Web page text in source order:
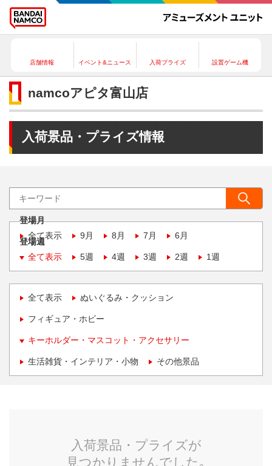
店舗情報 イベント&ニュース 入荷プライズ 設置ゲーム機
namcoアピタ富山店
入荷景品・プライズ情報
登場月
全て表示
9月 8月 7月 6月
登場週
全て表示
5週 4週 3週 2週 1週
全て表示 ぬいぐるみ・クッション
フィギュア・ホビー
キーホルダー・マスコット・アクセサリー
生活雑貨・インテリア・小物 その他景品